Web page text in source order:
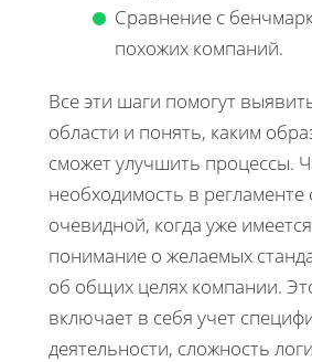
Сравнение с
похожих компаний.
Все эти шаги помогут
области и понять, каким
сможет улучшить процессы.
необходимость в регламенте
очевидной, когда уже
понимание о желаемых
об общих целях компании.
включает в себя учет
деятельности, сложность